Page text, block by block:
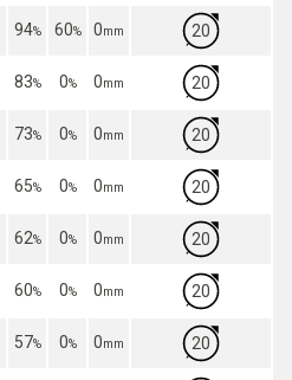
94% 60% 0mm 20
83% 0% 0mm 20
73% 0% 0mm 20
65% 0% 0mm 20
62% 0% 0mm 20
60% 0% 0mm 20
57% 0% 0mm 20